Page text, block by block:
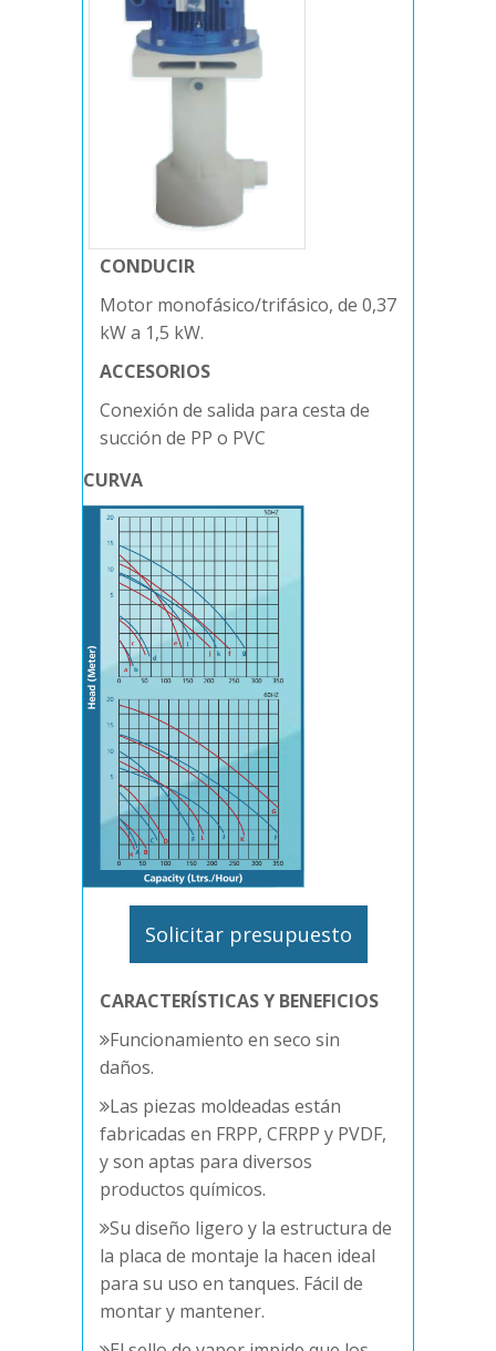
CONDUCIR
Motor monofásico/trifásico, de 0,37
kW a 1,5 kW.
ACCESORIOS
Conexión de salida para cesta de
succión de PP o PVC
CURVA
Solicitar presupuesto
CARACTERÍSTICAS Y BENEFICIOS
Funcionamiento en seco sin
daños.
Las piezas moldeadas están
fabricadas en FRPP, CFRPP y PVDF,
y son aptas para diversos
productos químicos.
Su diseño ligero y la estructura de
la placa de montaje la hacen ideal
para su uso en tanques. Fácil de
montar y mantener.